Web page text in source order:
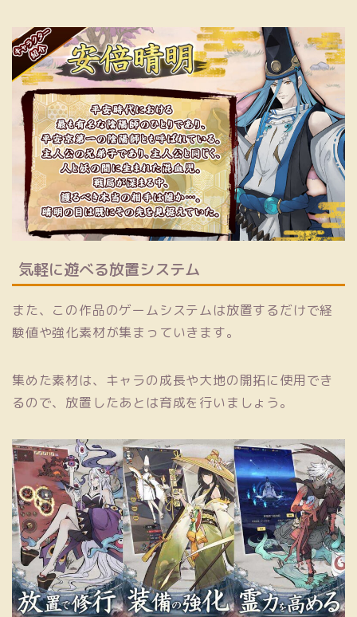
気軽に遊べる放置システム
また、この作品のゲームシステムは放置するだけで経
験値や強化素材が集まっていきます。
集めた素材は、キャラの成長や大地の開拓に使用でき
るので、放置したあとは育成を行いましょう。